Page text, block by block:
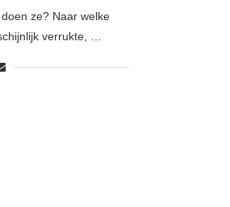
ze? Naar welke
verrukte, …